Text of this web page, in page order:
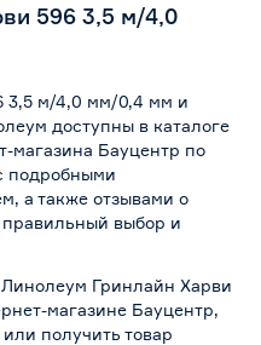
596 3,5 м/4,0
3,5 м/4,0 мм/0,4 мм и
доступны в каталоге
магазина Бауцентр по
подробными
а также отзывами о
правильный выбор и
Гринлайн Харви
магазине Бауцентр,
получить товар